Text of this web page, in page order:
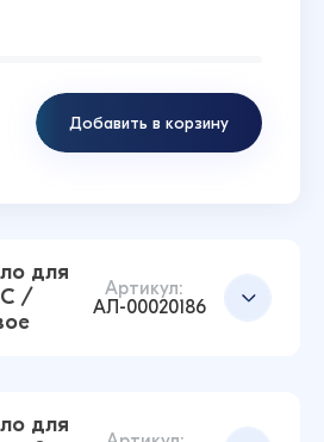
Добавить в корзину
для
/
Артикул:
АЛ-00020186
для